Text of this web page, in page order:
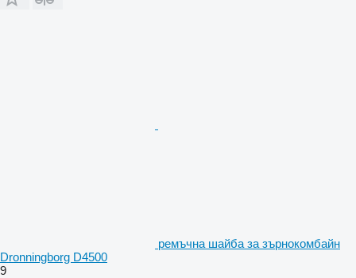
ремъчна шайба за зърнокомбайн
Dronningborg D4500
9